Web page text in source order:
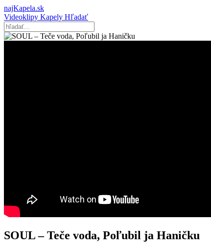
najKapela.sk
Videoklipy Kapely Hľadať
SOUL – Teče voda, Poľubil ja Haničku